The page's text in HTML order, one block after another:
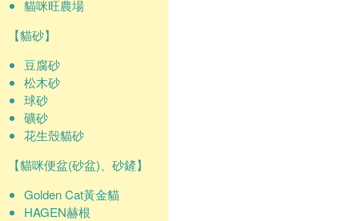
貓咪旺農場
【貓砂】
豆腐砂
松木砂
球砂
礦砂
花生殼貓砂
【貓咪便盆(砂盆)、砂鏟】
Golden Cat黃金貓
HAGEN赫根